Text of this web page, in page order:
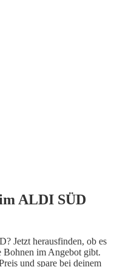
ALDI SÜD
Jetzt herausfinden, ob es
im Angebot gibt.
und spare bei deinem